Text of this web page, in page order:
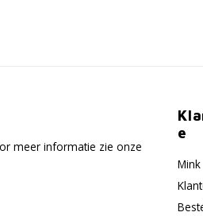
meer informatie zie onze
e